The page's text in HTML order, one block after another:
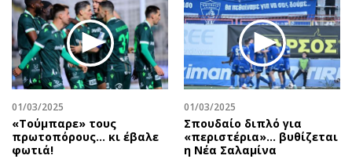
01/03/2025
«Τούμπαρε» τους
πρωτοπόρους… κι έβαλε
φωτιά!
01/03/2025
Σπουδαίο διπλό για
«περιστέρια»... βυθίζεται
η Νέα Σαλαμίνα